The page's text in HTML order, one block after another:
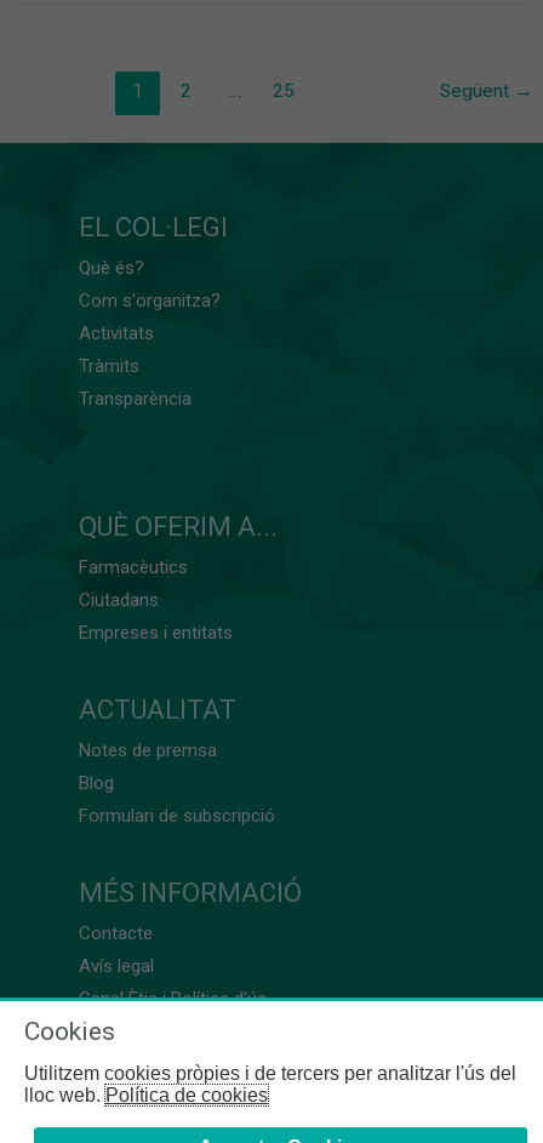
1 2 … 25 Següent →
EL COL·LEGI
Què és?
Com s'organitza?
Activitats
Tràmits
Transparència
QUÈ OFERIM A...
Farmacèutics
Ciutadans
Empreses i entitats
ACTUALITAT
Notes de premsa
Blog
Formulari de subscripció
MÉS INFORMACIÓ
Contacte
Avís legal
Canal Ètic i Política d’ús
Cookies
Utilitzem cookies pròpies i de tercers per analitzar l'ús del
lloc web.Política de cookies